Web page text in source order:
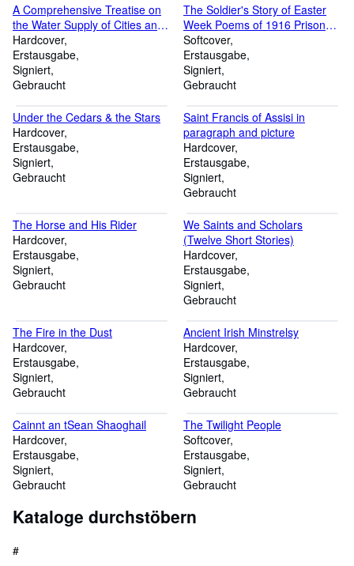
A Comprehensive Treatise on
the Water Supply of Cities and
Towns with Numerous
Specifications of the Existing
Waterworks, Fifty Double
Plates and Upwards of Two
on Wood
Hardcover
Erstausgabe
Signiert
Gebraucht
The Soldier's Story of Easter
Week Poems of 1916 Prison
Letters, 1917-20 of Brian
Higgins with sketches of the
Leaders by Liam C. Martin
Softcover
Erstausgabe
Signiert
Gebraucht
Under the Cedars & the Stars
Hardcover
Erstausgabe
Signiert
Gebraucht
Saint Francis of Assisi in
paragraph and picture
Hardcover
Erstausgabe
Signiert
Gebraucht
The Horse and His Rider
Hardcover
Erstausgabe
Signiert
Gebraucht
We Saints and Scholars
(Twelve Short Stories)
Hardcover
Erstausgabe
Signiert
Gebraucht
The Fire in the Dust
Hardcover
Erstausgabe
Signiert
Gebraucht
Ancient Irish Minstrelsy
Hardcover
Erstausgabe
Signiert
Gebraucht
Cainnt an tSean Shaoghail
Hardcover
Erstausgabe
Signiert
Gebraucht
The Twilight People
Softcover
Erstausgabe
Signiert
Gebraucht
Kataloge durchstöbern
#